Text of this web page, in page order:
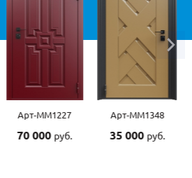
Арт-ММ1348
35 000
Арт-
55 000